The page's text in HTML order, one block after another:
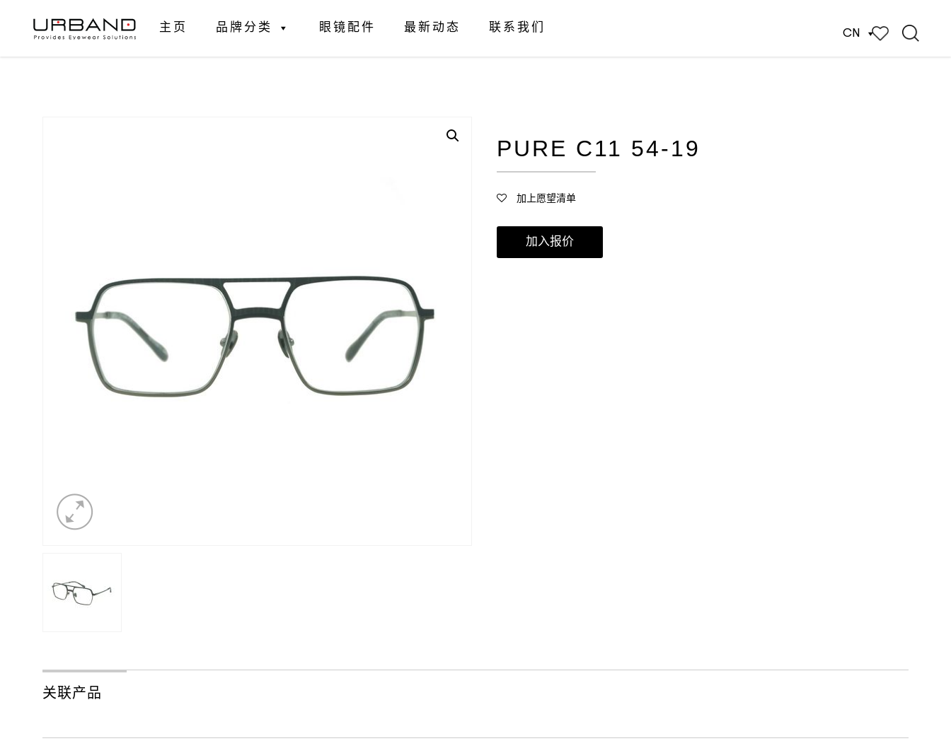
主页 品牌分类 眼镜配件 最新动态 联系我们 CN
PURE C11 54-19
加上愿望清单
加入报价
关联产品